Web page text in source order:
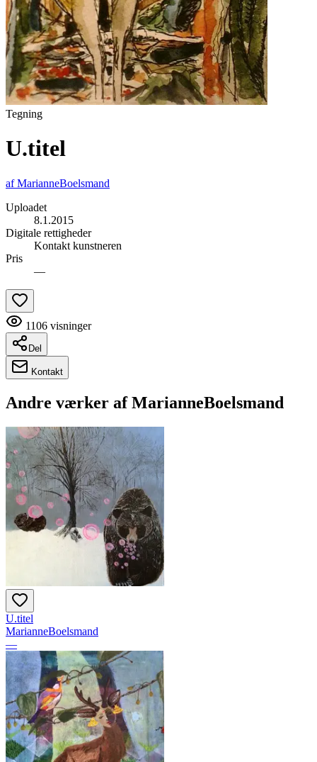
Tegning
U.titel
afMarianneBoelsmand
Uploadet
8.1.2015
Digitale rettigheder
Kontakt kunstneren
Pris
—
1106 visninger
Del
Kontakt
Andre værker afMarianneBoelsmand
U.titel
MarianneBoelsmand
—